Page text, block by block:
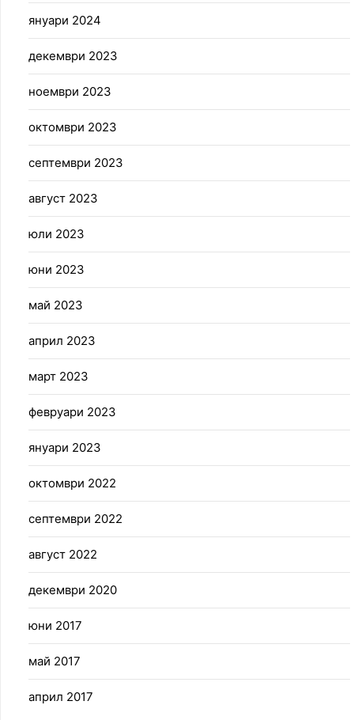
януари 2024
декември 2023
ноември 2023
октомври 2023
септември 2023
август 2023
юли 2023
юни 2023
май 2023
април 2023
март 2023
февруари 2023
януари 2023
октомври 2022
септември 2022
август 2022
декември 2020
юни 2017
май 2017
април 2017